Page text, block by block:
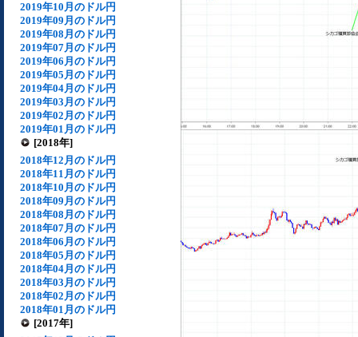
2019年10月のドル円
2019年09月のドル円
2019年08月のドル円
2019年07月のドル円
2019年06月のドル円
2019年05月のドル円
2019年04月のドル円
2019年03月のドル円
2019年02月のドル円
2019年01月のドル円
[2018年]
2018年12月のドル円
2018年11月のドル円
2018年10月のドル円
2018年09月のドル円
2018年08月のドル円
2018年07月のドル円
2018年06月のドル円
2018年05月のドル円
2018年04月のドル円
2018年03月のドル円
2018年02月のドル円
2018年01月のドル円
[2017年]